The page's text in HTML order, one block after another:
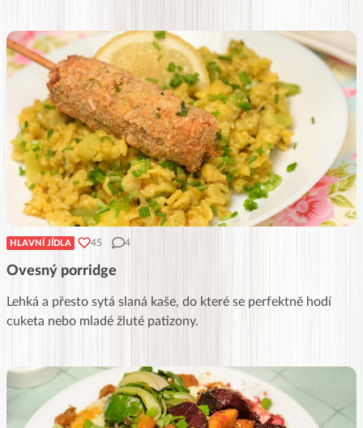
HLAVNÍ JÍDLA 45 4
Ovesný porridge
Lehká a přesto sytá slaná kaše, do které se perfektně hodí
cuketa nebo mladé žluté patizony.